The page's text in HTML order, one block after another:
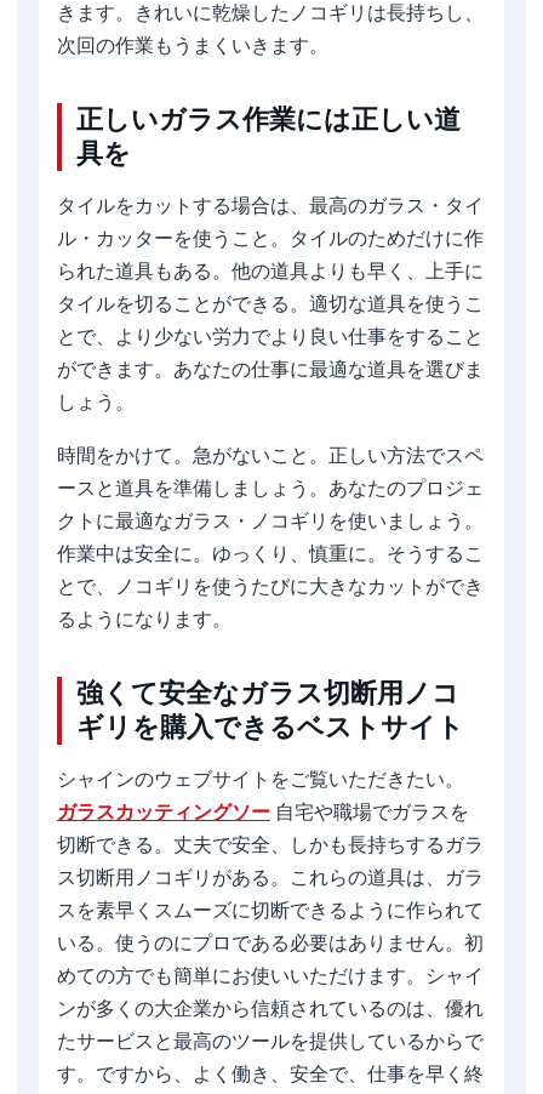
きます。きれいに乾燥したノコギリは長持ちし、
次回の作業もうまくいきます。
正しいガラス作業には正しい道
具を
タイルをカットする場合は、最高のガラス・タイ
ル・カッターを使うこと。タイルのためだけに作
られた道具もある。他の道具よりも早く、上手に
タイルを切ることができる。適切な道具を使うこ
とで、より少ない労力でより良い仕事をすること
ができます。あなたの仕事に最適な道具を選びま
しょう。
時間をかけて。急がないこと。正しい方法でスペ
ースと道具を準備しましょう。あなたのプロジェ
クトに最適なガラス・ノコギリを使いましょう。
作業中は安全に。ゆっくり、慎重に。そうするこ
とで、ノコギリを使うたびに大きなカットができ
るようになります。
強くて安全なガラス切断用ノコ
ギリを購入できるベストサイト
シャインのウェブサイトをご覧いただきたい。
ガラスカッティングソー 自宅や職場でガラスを
切断できる。丈夫で安全、しかも長持ちするガラ
ス切断用ノコギリがある。これらの道具は、ガラ
スを素早くスムーズに切断できるように作られて
いる。使うのにプロである必要はありません。初
めての方でも簡単にお使いいただけます。シャイ
ンが多くの大企業から信頼されているのは、優れ
たサービスと最高のツールを提供しているからで
す。ですから、よく働き、安全で、仕事を早く終